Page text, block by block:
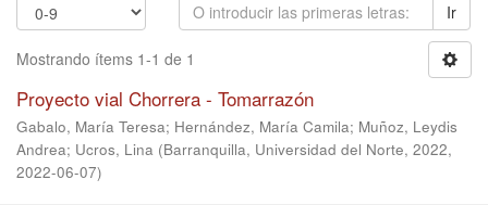
Ir
Mostrando ítems 1-1 de 1
Proyecto vial Chorrera - Tomarrazón
Gabalo, María Teresa; Hernández, María Camila; Muñoz, Leydis
Andrea; Ucros, Lina (Barranquilla, Universidad del Norte, 2022,
2022-06-07)